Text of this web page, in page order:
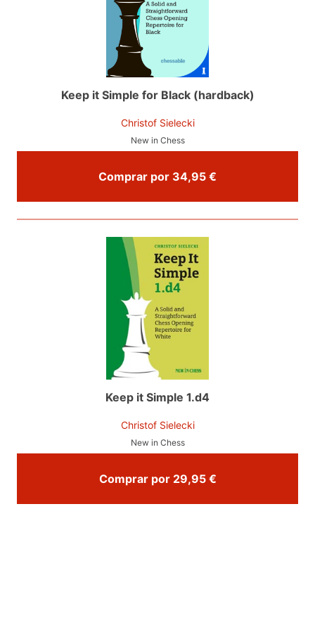
Keep it Simple for Black (hardback)
Christof Sielecki
New in Chess
Comprar por 34,95 €
Keep it Simple 1.d4
Christof Sielecki
New in Chess
Comprar por 29,95 €